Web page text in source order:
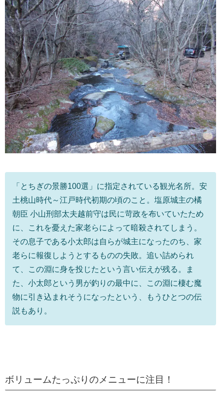
「とちぎの景勝100選」に指定されている観光名所。安
土桃山時代～江戸時代初期の頃のこと。塩原城主の橘
朝臣 小山刑部太夫越前守は民に苛政を布いていたため
に、これを憂えた家老らによって暗殺されてしまう。
その息子である小太郎は自らが城主になったのち、家
老らに報復しようとするものの失敗。追い詰められ
て、この淵に身を投じたという言い伝えが残る。ま
た、小太郎という男が釣りの最中に、この淵に棲む魔
物に引き込まれそうになったという、もうひとつの伝
説もあり。
ボリュームたっぷりのメニューに注目！